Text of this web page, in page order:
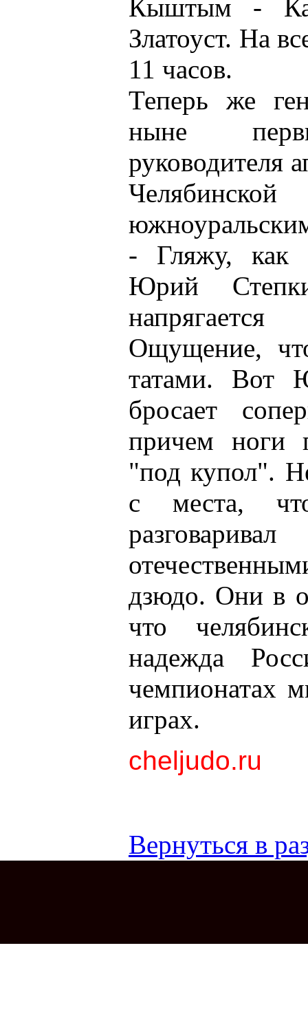
Кыштым -
Златоуст. На
11 часов.
Теперь же
ныне
руководителя
Челябинской
- Гляжу, как
Юрий
Ощущение,
татами. Вот
бросает
причем ноги
"под купол".
с места,
дзюдо. Они в
что
надежда
чемпионатах
играх.
cheljudo.ru
Вернуться в